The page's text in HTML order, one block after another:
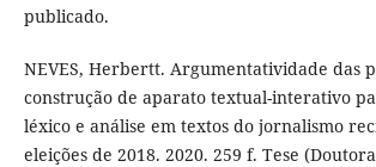
publicado.
NEVES, Herbertt. Argumentatividade das
construção de aparato textual-interativo
léxico e análise em textos do jornalismo
eleições de 2018. 2020. 259 f. Tese